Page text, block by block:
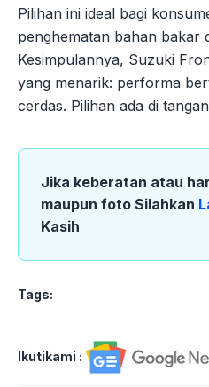
Pilihan ini ideal bagi
penghematan bahan bakar
Kesimpulannya, Suzuki
yang menarik: performa
cerdas. Pilihan ada di
Jika keberatan atau
maupun foto Silahkan
Kasih
Tags:
Ikutikami :